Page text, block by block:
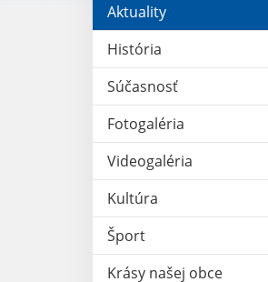
Aktuality
História
Súčasnosť
Fotogaléria
Videogaléria
Kultúra
Šport
Krásy našej obce